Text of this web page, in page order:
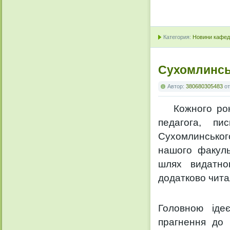
Категория: Новини
Автор: 380680305483
Кожного
педагога,
нашого
шлях
додатково
Головною
прагнення до